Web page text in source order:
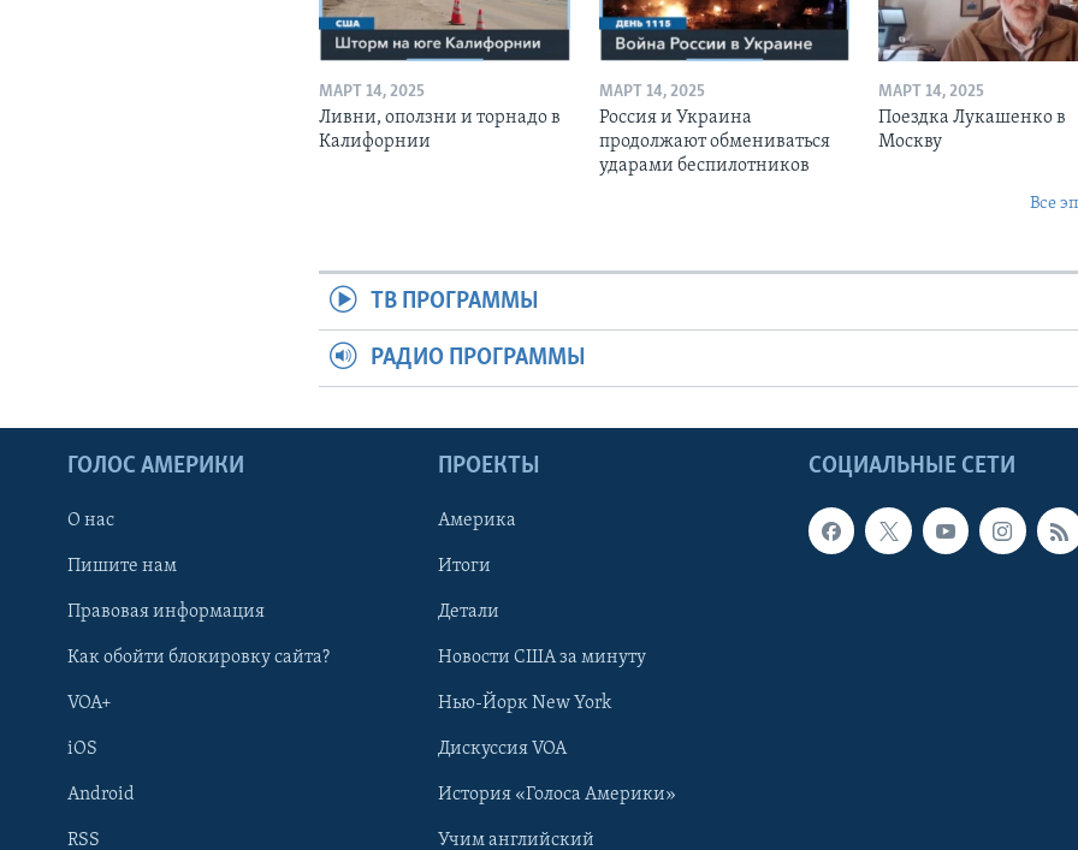
МАРТ 14, 2025
Ливни, оползни и торнадо в
Калифорнии
МАРТ 14, 2025
Россия и Украина
продолжают обмениваться
ударами беспилотников
МАРТ 14, 2025
Поездка Лукашенко в
Москву
Все
ТВ ПРОГРАММЫ
РАДИО ПРОГРАММЫ
СОЦИАЛЬНЫЕ СЕТИ
ГОЛОС АМЕРИКИ
О нас
Пишите нам
Правовая информация
Как обойти блокировку сайта?
VOA+
iOS
Android
RSS
ПРОЕКТЫ
Америка
Итоги
Детали
Новости США за минуту
Нью-Йорк New York
Дискуссия VOA
История «Голоса Америки»
Учим английский